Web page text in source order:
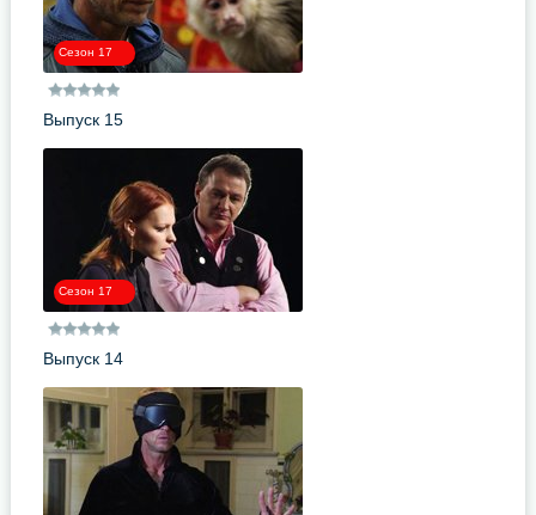
Сезон 17
Выпуск 15
Сезон 17
Выпуск 14